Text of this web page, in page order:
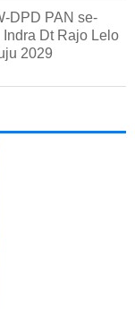
DPD PAN se-
Dt Rajo Lelo
2029